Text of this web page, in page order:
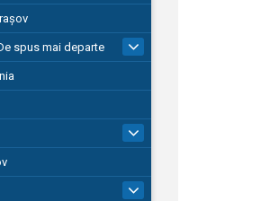
spus mai departe